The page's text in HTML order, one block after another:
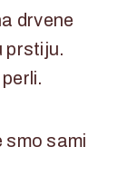
drvene
prstiju.
smo sami